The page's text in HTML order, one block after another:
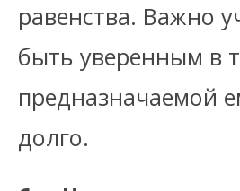
равенства. Важно
быть уверенным в
предназначаемой
долго.